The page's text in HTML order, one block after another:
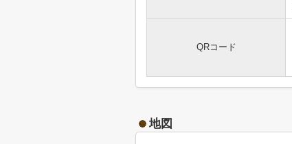
QRコード
地図